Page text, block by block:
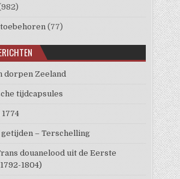
(77)
dorpen Zeeland
tijdcapsules
– Terschelling
douanelood uit de Eerste
1804)